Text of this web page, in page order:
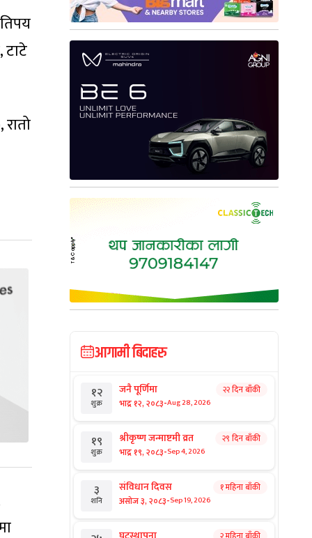
टाटे
आगामी बिदाहरु
१२
शुक्र
जनै पूर्णिमा
भाद्र १२, २०८३-Aug 28, 2026
२२ दिन बाँकी
१९
शुक्र
श्रीकृष्ण जन्माष्टमी व्रत
भाद्र १९, २०८३-Sep 4, 2026
२९ दिन बाँकी
३
शनि
संविधान दिवस
असोज ३, २०८३-Sep 19, 2026
१ महिना बाँकी